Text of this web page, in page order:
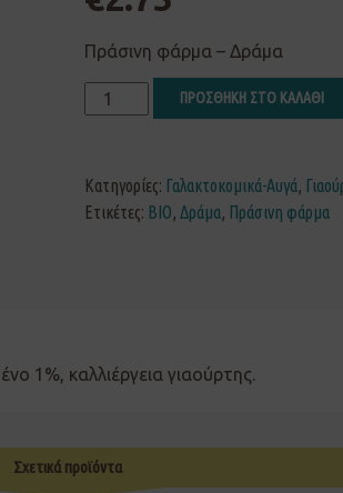
Πράσινη φάρμα – Δράμα
ΠΡΟΣΘΗΚΗ ΣΤΟ ΚΑΛΑΘΙ
Κατηγορίες: Γαλακτοκομικά-Αυγά,
Ετικέτες: ΒΙΟ, Δράμα, Πράσινη φάρμα
1%, καλλιέργεια γιαούρτης.
Σχετικά προϊόντα